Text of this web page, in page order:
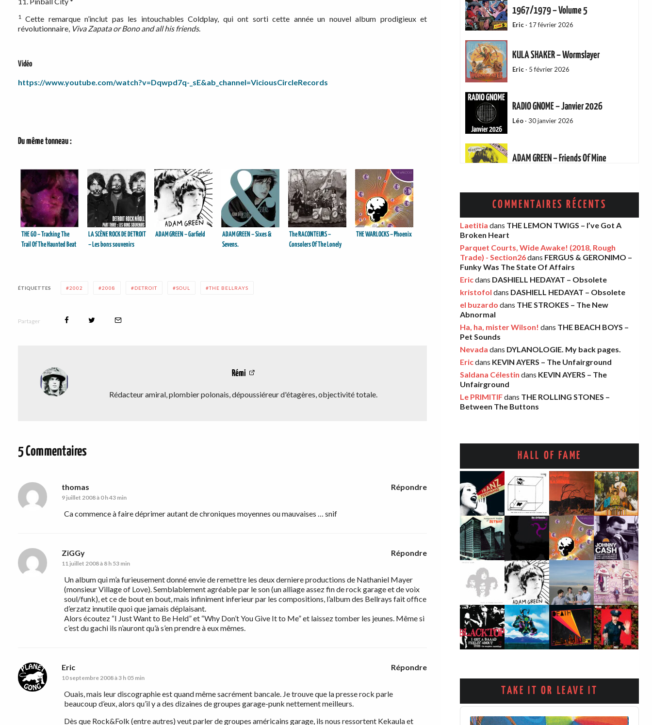
1 Cette remarque n’inclut pas les intouchables Coldplay, qui ont sorti cette année un nouvel album prodigieux et
révolutionnaire, Viva Zapata or Bono and all his friends.
Vidéo
https://www.youtube.com/watch?v=Dqwpd7q-_sE&ab_channel=ViciousCircleRecords
Du même tonneau :
THE GO – Tracking The
Trail Of The Haunted Beat
LA SCÈNE ROCK DE DETROIT
– Les bons souvenirs
ADAM GREEN – Garfield
ADAM GREEN – Sixes &
Sevens.
The RACONTEURS –
Consolers Of The Lonely
THE WARLOCKS – Phoenix
ÉTIQUETTES 2002 2008 DETROIT SOUL THE BELLRAYS
Partager
Rémi
Rédacteur amiral, plombier polonais, dépoussiéreur d'étagères, objectivité totale.
5 Commentaires
thomas
9 juillet 2008 à 0 h 43 min
Ca commence à faire déprimer autant de chroniques moyennes ou mauvaises … snif
Répondre
ZiGGy
11 juillet 2008 à 8 h 53 min
Un album qui m’a furieusement donné envie de remettre les deux derniere productions de Nathaniel Mayer
(monsieur Village of Love). Semblablement agréable par le son (un alliage assez fin de rock garage et de voix
soul/funk), et ce de bout en bout, mais infiniment inferieur par les compositions, l’album des Bellrays fait office
d’erzatz innutile quoi que jamais déplaisant.
Alors écoutez “I Just Want to Be Held” et “Why Don’t You Give It to Me” et laissez tomber les jeunes. Même si
c’est du gachi ils n’auront qu’à s’en prendre à eux mêmes.
Répondre
Eric
10 septembre 2008 à 3 h 05 min
Ouais, mais leur discographie est quand même sacrément bancale. Je trouve que la presse rock parle
beaucoup d’eux, alors qu’il y a des dizaines de groupes garage-punk nettement meilleurs.
Dès que Rock&Folk (entre autres) veut parler de groupes américains garage, ils nous ressortent Kekaula et
Répondre
1967/1979 – Volume 5
Eric· 17 février 2026
KULA SHAKER – Wormslayer
Eric· 5 février 2026
RADIO GNOME – Janvier 2026
Léo· 30 janvier 2026
ADAM GREEN – Friends Of Mine
AMELIA COBURN – Between The Moon
And The Milkman
THE LEMON TWIGS – Go To School
Léo · 5 novembre 2025
Eric·2 novembre 2025
AARON FRAZER – Introducing…
COMMENTAIRES RÉCENTS
Laetitia dans THE LEMON TWIGS – I’ve Got A
Broken Heart
Parquet Courts, Wide Awake! (2018, Rough
Trade) - Section26dans FERGUS & GERONIMO –
Funky Was The State Of Affairs
Ericdans DASHIELL HEDAYAT – Obsolete
kristofol dans DASHIELL HEDAYAT – Obsolete
el buzardo dans THE STROKES – The New
Abnormal
Ha, ha, mister Wilson! dans THE BEACH BOYS –
Pet Sounds
Nevada dans DYLANOLOGIE. My back pages.
Ericdans KEVIN AYERS – The Unfairground
Saldana Célestin dans KEVIN AYERS – The
Unfairground
Le PRIMITIFdans THE ROLLING STONES –
Between The Buttons
HALL OF FAME
TAKE IT OR LEAVE IT
Audio
Player